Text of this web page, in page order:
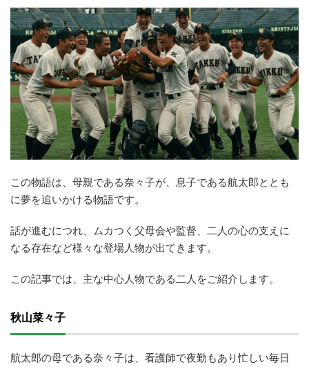
この物語は、母親である奈々子が、息子である航太郎ととも
に夢を追いかける物語です。
話が進むにつれ、ムカつく父母会や監督、二人の心の支えに
なる存在など様々な登場人物が出てきます。
この記事では、主な中心人物である二人をご紹介します。
秋山菜々子
航太郎の母である奈々子は、看護師で夜勤もあり忙しい毎日